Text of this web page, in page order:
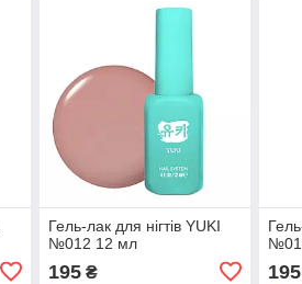
Гель-лак для нігтів YUKI
№012 12 мл
195₴ 195